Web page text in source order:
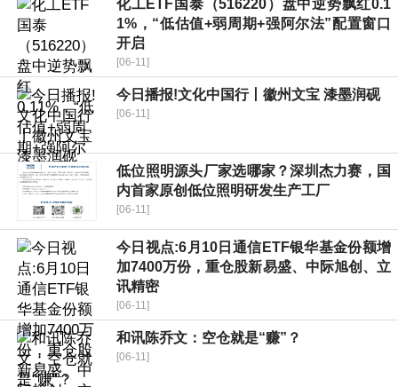
化工ETF国泰（516220）盘中逆势飘红0.1
1%，“低估值+弱周期+强阿尔法”配置窗口
开启
[06-11]
今日播报!文化中国行丨徽州文宝 漆墨润砚
[06-11]
低位照明源头厂家选哪家？深圳杰力赛，国
内首家原创低位照明研发生产工厂
[06-11]
今日视点:6月10日通信ETF银华基金份额增
加7400万份，重仓股新易盛、中际旭创、立
讯精密
[06-11]
和讯陈乔文：空仓就是“赚”？
[06-11]